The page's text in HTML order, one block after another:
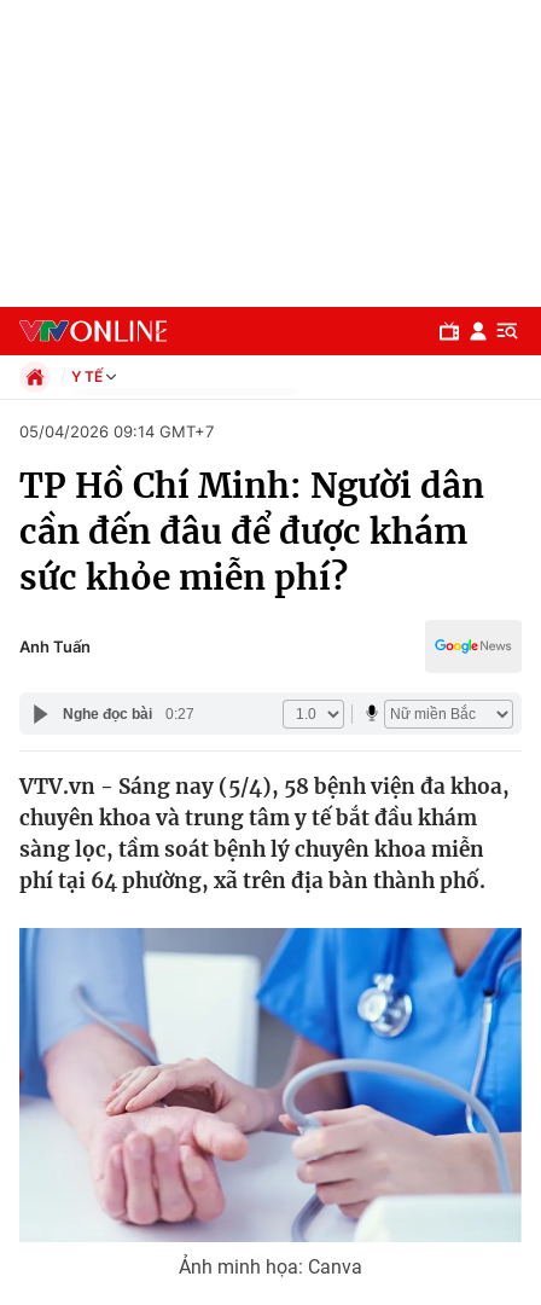
Chuyên mục
Chính trị
Thế giới
Tin tức
Thế giới đó đây
Câu chuyện quốc tế
Kinh tế
Thị trường
Góc doanh nghiệp
Dữ liệu và đời sống
Truyền hình
Phim VTV
Hậu trường
Nhân vật
Giải trí
Đời sống
Giáo dục
Y TẾ
Xã hội
Pháp luật
Kinh tế
Thể thao
Truyền hình
Giáo dục
05/04/2026 09:14 GMT+7
TP Hồ Chí Minh: Người dân
cần đến đâu để được khám
sức khỏe miễn phí?
Anh Tuấn
Nghe đọc bài 0:27
VTV.vn - Sáng nay (5/4), 58 bệnh viện đa khoa,
chuyên khoa và trung tâm y tế bắt đầu khám
sàng lọc, tầm soát bệnh lý chuyên khoa miễn
phí tại 64 phường, xã trên địa bàn thành phố.
Ảnh minh họa: Canva